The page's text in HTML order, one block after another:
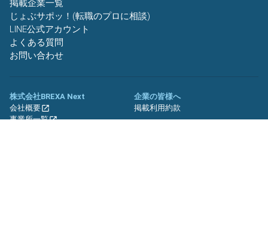
掲載企業一覧
じょぶサポッ！(転職のプロに相談)
LINE公式アカウント
よくある質問
お問い合わせ
株式会社BREXA Next
会社概要
事業所一覧
企業の皆様へ
掲載利用約款